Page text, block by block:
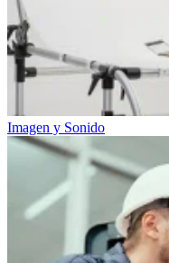
Imagen y Sonido